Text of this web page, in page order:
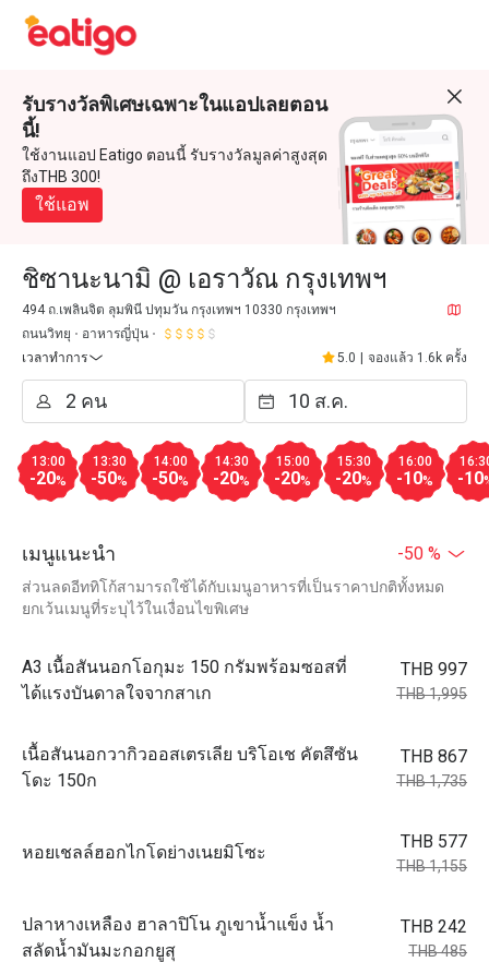
รับรางวัลพิเศษเฉพาะในแอปเลยตอน
นี้!
ใช้งานแอป Eatigo ตอนนี้ รับรางวัลมูลค่าสูงสุด
ถึงTHB 300!
ใช้แอพ
ชิซานะนามิ @ เอราวัณ กรุงเทพฯ
494 ถ.เพลินจิต ลุมพินี ปทุมวัน กรุงเทพฯ 10330 กรุงเทพฯ
ถนนวิทยุ
อาหารญี่ปุ่น
เวลาทำการ
5.0 จองแล้ว 1.6k ครั้ง
13:00
-20%
13:30
-50%
14:00
-50%
14:30
-20%
15:00
-20%
15:30
-20%
16:00
-10% -10
เมนูแนะนำ -50 %
ส่วนลดอีททิโก้สามารถใช้ได้กับเมนูอาหารที่เป็นราคาปกติทั้งหมด
ยกเว้นเมนูที่ระบุไว้ในเงื่อนไขพิเศษ
A3 เนื้อสันนอกโอกุมะ 150 กรัมพร้อมซอสที่
ได้แรงบันดาลใจจากสาเก
THB 997
THB 1,995
เนื้อสันนอกวากิวออสเตรเลีย บริโอเช คัตสึซัน
โดะ 150ก
THB 867
THB 1,735
หอยเชลล์ฮอกไกโดย่างเนยมิโซะ
THB 577
THB 1,155
ปลาหางเหลือง ฮาลาปิโน ภูเขาน้ำแข็ง น้ำ
สลัดน้ำมันมะกอกยูสุ
THB 242
THB 485